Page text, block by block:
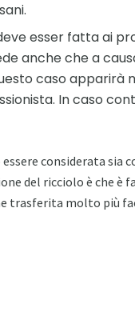
esser fatta ai
anche che a
caso apparirà
In caso
considerata sia
del ricciolo è che è
trasferita molto più